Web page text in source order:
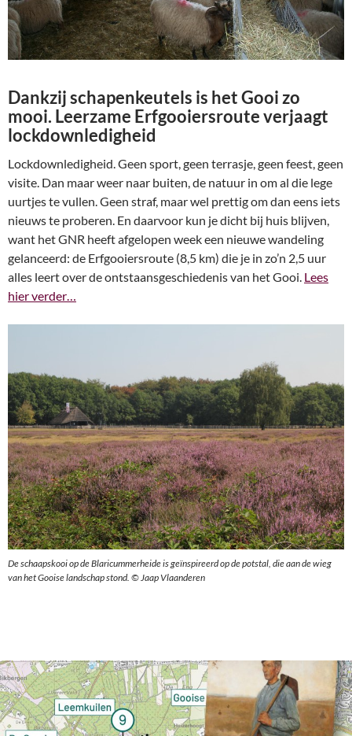
Dankzij schapenkeutels is het Gooi zo
mooi. Leerzame Erfgooiersroute verjaagt
lockdownledigheid
Lockdownledigheid. Geen sport, geen terrasje, geen feest, geen
visite. Dan maar weer naar buiten, de natuur in om al die lege
uurtjes te vullen. Geen straf, maar wel prettig om dan eens iets
nieuws te proberen. En daarvoor kun je dicht bij huis blijven,
want het GNR heeft afgelopen week een nieuwe wandeling
gelanceerd: de Erfgooiersroute (8,5 km) die je in zo’n 2,5 uur
alles leert over de ontstaansgeschiedenis van het Gooi. Lees
hier verder…
De schaapskooi op de Blaricummerheide is geïnspireerd op de potstal, die aan de wieg
van het Gooise landschap stond. © Jaap Vlaanderen